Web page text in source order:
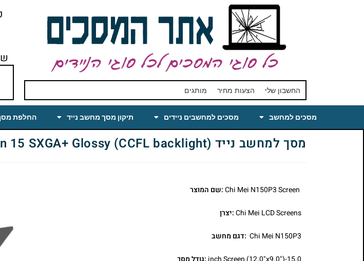
החשבון שלי הצעות מחיר מותגים
מסכים למחשב מסכים למחשבים ניידים תיקון מסך מחשב נייד החלפת
מסך למחשב נייד Chi Mei N150P3 Laptop LCD Screen 15 SXGA+ Glossy (CCFL backlight)
:שם המוצר
Chi Mei LCD Screens:יצרן
Chi Mei N150P3 :דגם מחשב